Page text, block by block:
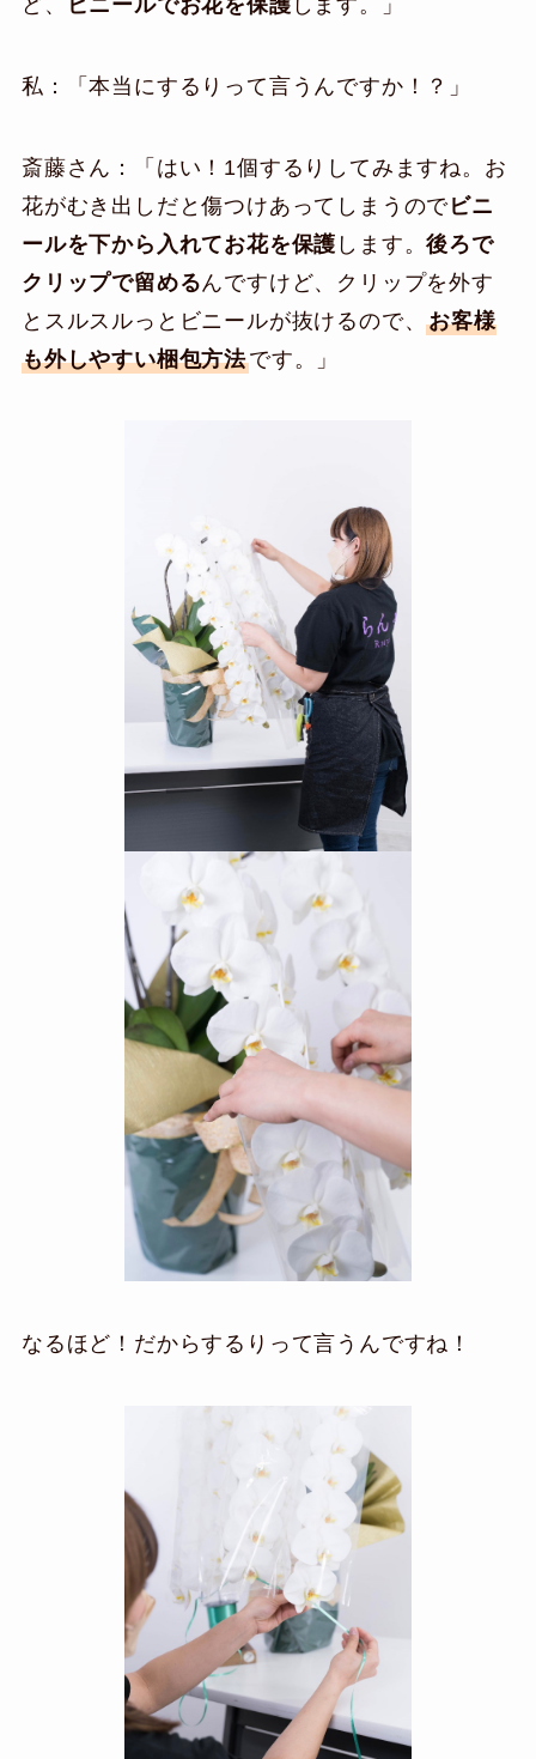
私：「本当にするりって言うんですか！？」
斎藤さん：「はい！1個するりしてみますね。お
花がむき出しだと傷つけあってしまうのでビニ
ールを下から入れてお花を保護 します。後ろで
クリップで留めるんですけど、クリップを外す
とスルスルっとビニールが抜けるので、お客様
も外しやすい梱包方法です。」
なるほど！だからするりって言うんですね！